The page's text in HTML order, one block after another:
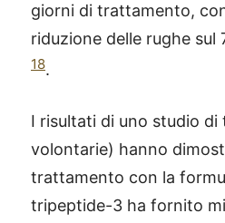
giorni di trattamento,
riduzione delle rughe sul
18.
I risultati di uno studio di
volontarie) hanno
trattamento con la
tripeptide-3 ha fornito